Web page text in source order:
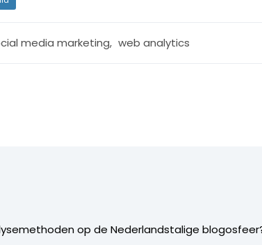
media marketing, web analytics
op de Nederlandstalige